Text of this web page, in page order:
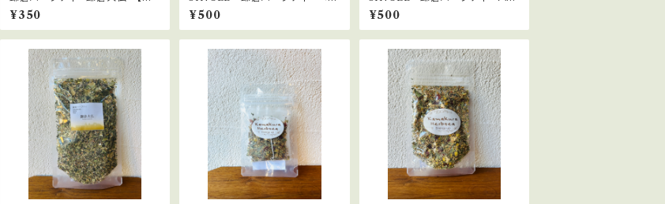
ーバッグ】1.5g×2bags
¥350
ーミント 15ｇ
¥500
フライピー
¥500